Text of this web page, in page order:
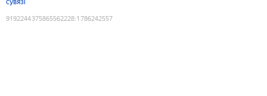
9192244375865562228:1786242557